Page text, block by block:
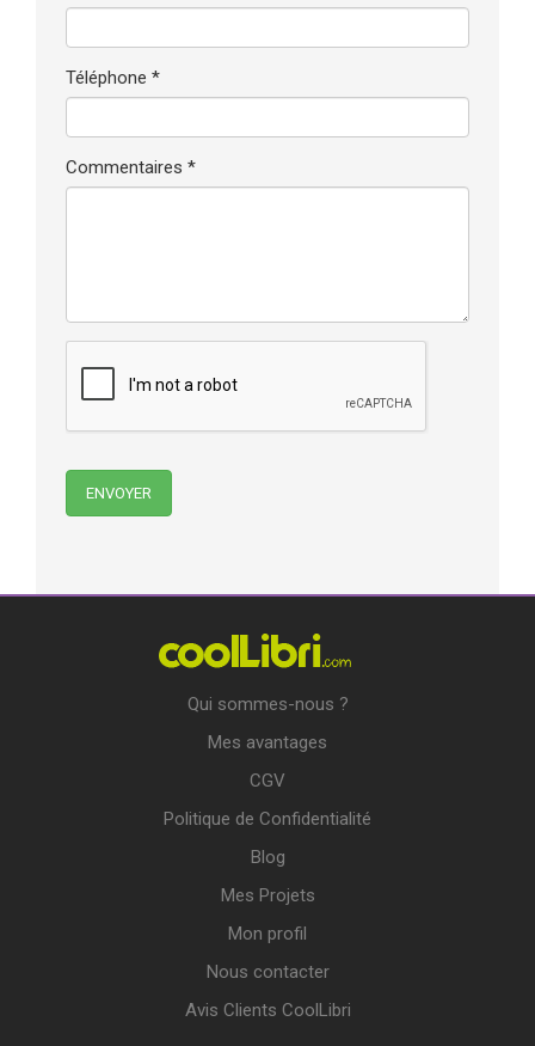
Téléphone *
Commentaires *
Qui sommes-nous ?
Mes avantages
CGV
Politique de Confidentialité
Blog
Mes Projets
Mon profil
Nous contacter
Avis Clients CoolLibri